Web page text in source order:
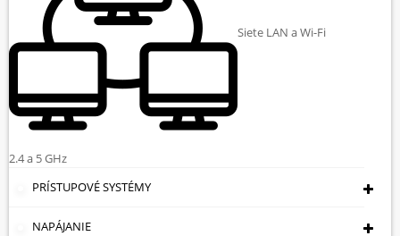
Siete LAN a Wi-Fi
2.4 a 5 GHz
PRÍSTUPOVÉ SYSTÉMY
NAPÁJANIE